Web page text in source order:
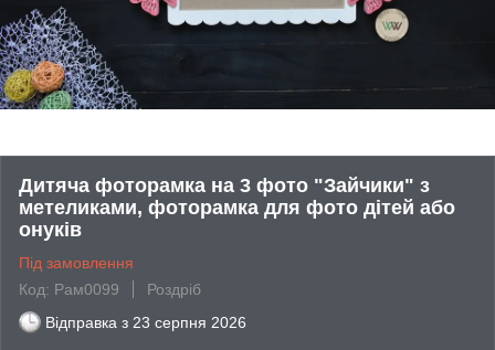
Дитяча фоторамка на 3 фото "Зайчики" з
метеликами, фоторамка для фото дітей або
онуків
Під замовлення
Код: Рам0099
Роздріб
Відправка з 23 серпня 2026